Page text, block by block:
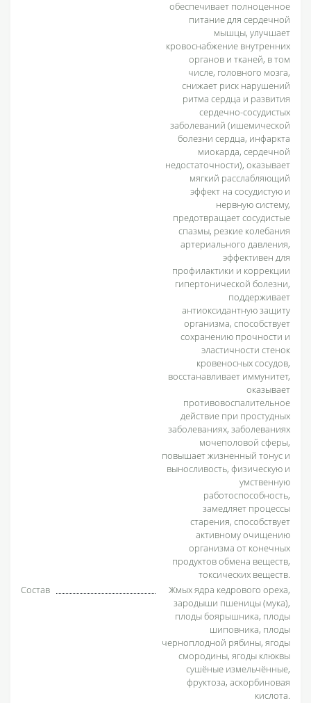
обеспечивает полноценное
питание для сердечной
мышцы, улучшает
кровоснабжение внутренних
органов и тканей, в том
числе, головного мозга,
снижает риск нарушений
ритма сердца и развития
сердечно-сосудистых
заболеваний (ишемической
болезни сердца, инфаркта
миокарда, сердечной
недостаточности), оказывает
мягкий расслабляющий
эффект на сосудистую и
нервную систему,
предотвращает сосудистые
спазмы, резкие колебания
артериального давления,
эффективен для
профилактики и коррекции
гипертонической болезни,
поддерживает
антиоксидантную защиту
организма, способствует
сохранению прочности и
эластичности стенок
кровеносных сосудов,
восстанавливает иммунитет,
оказывает
противовоспалительное
действие при простудных
заболеваниях, заболеваниях
мочеполовой сферы,
повышает жизненный тонус и
выносливость, физическую и
умственную
работоспособность,
замедляет процессы
старения, способствует
активному очищению
организма от конечных
продуктов обмена веществ,
токсических веществ.
Состав
Жмых ядра кедрового ореха,
зародыши пшеницы (мука),
плоды боярышника, плоды
шиповника, плоды
черноплодной рябины, ягоды
смородины, ягоды клюквы
сушёные измельчённые,
фруктоза, аскорбиновая
кислота.